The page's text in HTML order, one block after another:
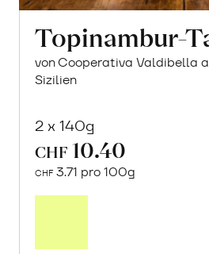
Topinambur-
von Cooperativa Valdibella
Sizilien
2 x 140g
CHF 10.40
CHF 3.71 pro 100g